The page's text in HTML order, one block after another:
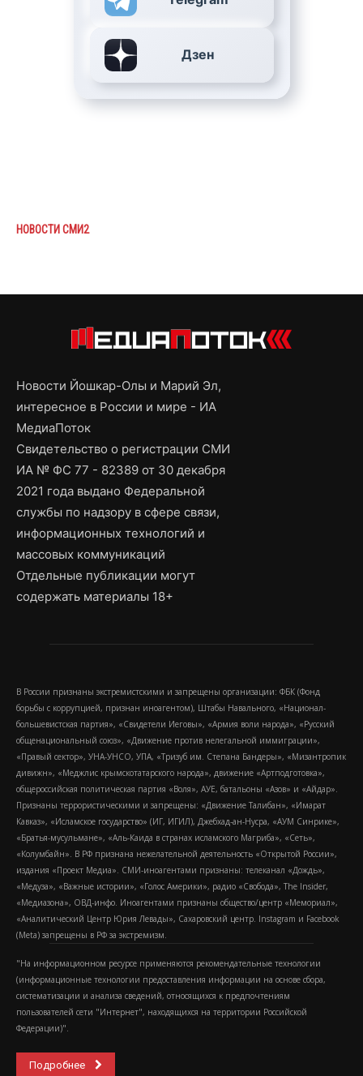
Дзен
НОВОСТИ СМИ2
Новости Йошкар-Олы и Марий Эл,
интересное в России и мире - ИА
МедиаПоток
Свидетельство о регистрации СМИ
ИА № ФС 77 - 82389 от 30 декабря
2021 года выдано Федеральной
службы по надзору в сфере связи,
информационных технологий и
массовых коммуникаций
Отдельные публикации могут
содержать материалы 18+
В России признаны экстремистскими и запрещены организации: ФБК (Фонд
борьбы с коррупцией, признан иноагентом), Штабы Навального, «Национал-
большевистская партия», «Свидетели Иеговы», «Армия воли народа», «Русский
общенациональный союз», «Движение против нелегальной иммиграции»,
«Правый сектор», УНА-УНСО, УПА, «Тризуб им. Степана Бандеры», «Мизантропик
дивижн», «Меджлис крымскотатарского народа», движение «Артподготовка»,
общероссийская политическая партия «Воля», АУЕ, батальоны «Азов» и «Айдар».
Признаны террористическими и запрещены: «Движение Талибан», «Имарат
Кавказ», «Исламское государство» (ИГ, ИГИЛ), Джебхад-ан-Нусра, «АУМ Синрике»,
«Братья-мусульмане», «Аль-Каида в странах исламского Магриба», «Сеть»,
«Колумбайн». В РФ признана нежелательной деятельность «Открытой России»,
издания «Проект Медиа». СМИ-иноагентами признаны: телеканал «Дождь»,
«Медуза», «Важные истории», «Голос Америки», радио «Свобода», The Insider,
«Медиазона», ОВД-инфо. Иноагентами признаны общество/центр «Мемориал»,
«Аналитический Центр Юрия Левады», Сахаровский центр. Instagram и Facebook
(Metа) запрещены в РФ за экстремизм.
"На информационном ресурсе применяются рекомендательные технологии
(информационные технологии предоставления информации на основе сбора,
систематизации и анализа сведений, относящихся к предпочтениям
пользователей сети "Интернет", находящихся на территории Российской
Федерации)".
Подробнее